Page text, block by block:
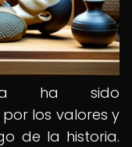
ha sido
los valores y
de la historia.